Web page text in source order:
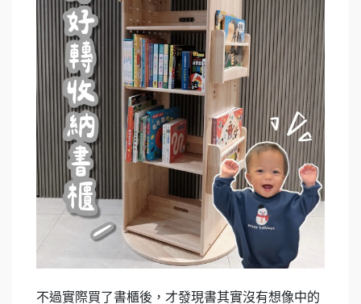
不過實際買了書櫃後，才發現書其實沒有想像中的